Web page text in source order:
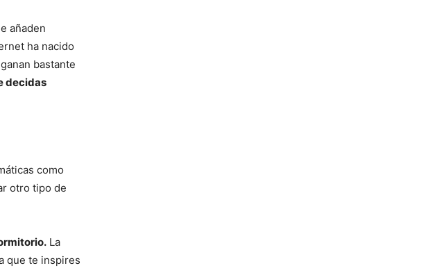
añaden
ha nacido
bastante
decidas
como
otro tipo de
La
que te inspires